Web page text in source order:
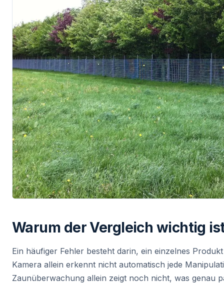
Warum der Vergleich wichtig
Ein häufiger Fehler besteht darin, ein einzelnes
Kamera allein erkennt nicht automatisch jede
Zaunüberwachung allein zeigt noch nicht, was genau